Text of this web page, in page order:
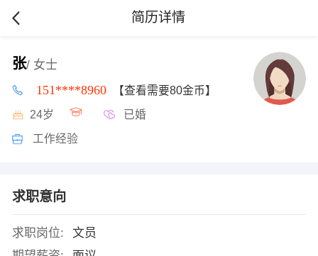
简历详情
张/ 女士
151****8960 【查看需要80金币】
24岁 已婚
工作经验
求职意向
求职岗位:
文员